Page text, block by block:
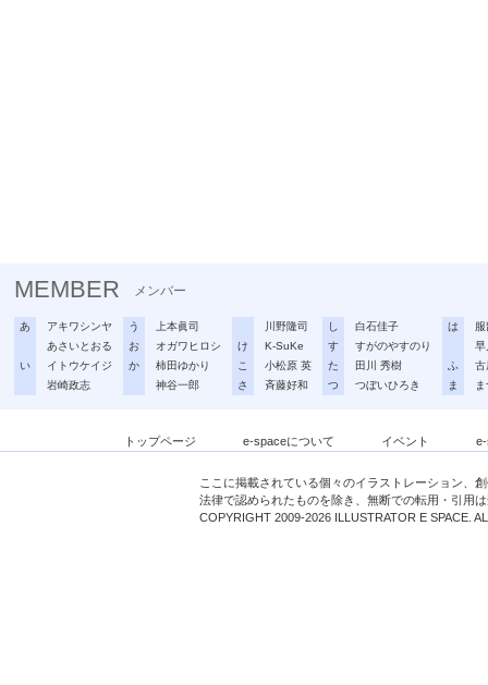
MEMBER メンバー
あ
アキワシンヤ
あさいとおる
い
イトウケイジ
岩崎政志
う
上本眞司
お
オガワヒロシ
か
柿田ゆかり
神谷一郎
川野隆司
け
K-SuKe
こ
小松原 英
さ
斉藤好和
し
白石佳子
す
すがのやすのり
た
田川 秀樹
つ
つぼいひろき
は
早
ふ
古
ま
トップページ e-spaceについて イベント
ここに掲載されている個々のイラストレーション、
法律で認められたものを除き、無断での転用・引用
COPYRIGHT 2009-2026 ILLUSTRATOR E SPACE.